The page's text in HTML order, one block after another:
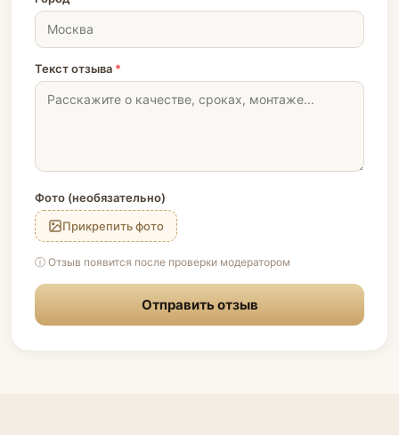
Текст отзыва *
Фото (необязательно)
Прикрепить фото
ⓘ Отзыв появится после проверки модератором
Отправить отзыв